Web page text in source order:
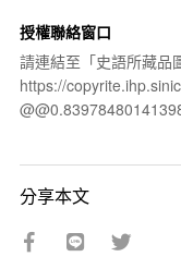
授權聯絡窗口
請連結至「史語所藏品
https://
分享本文